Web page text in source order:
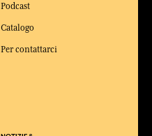
Podcast
Catalogo
Per contattarci